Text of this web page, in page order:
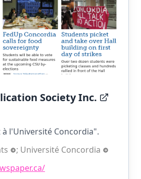
Society Inc.
l'Université Concordia".
; Université Concordia